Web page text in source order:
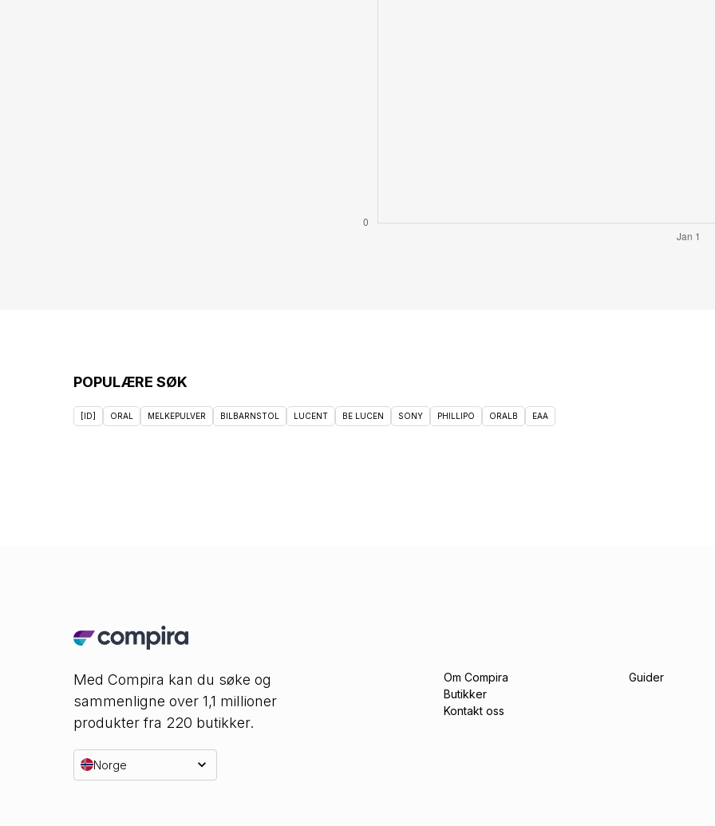
POPULÆRE SØK
[ID] ORAL MELKEPULVER BILBARNSTOL LUCENT BE LUCEN SONY PHILLIPO ORALB EAA
Med Compira kan du søke og
sammenligne over 1,1 millioner
produkter fra 220 butikker.
Norge
Om Compira
Butikker
Kontakt oss
Guider